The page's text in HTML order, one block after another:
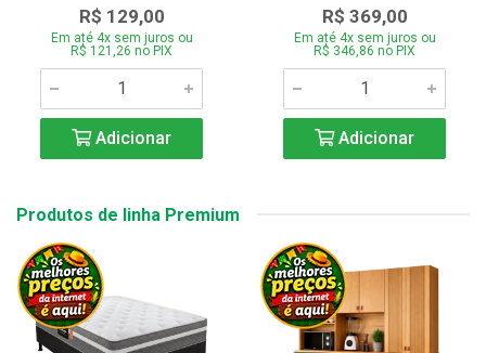
R$ 129,00
Em até 4x sem juros ou
R$ 121,26 no PIX
Adicionar
R$ 369,00
Em até 4x sem juros ou
R$ 346,86 no PIX
Adicionar
Produtos de linha Premium